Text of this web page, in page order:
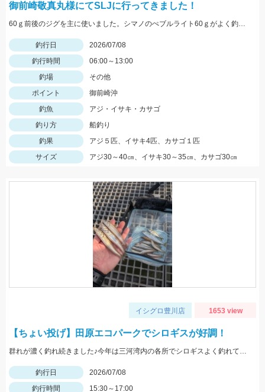
御前崎敬真丸様にてSLJに行ってきました！
60ｇ前後のジグを主に使いました。シマノのぺブルライト60ｇがよく釣れました。御前崎のジギングは敬真丸様がおススメです。
釣行日
2026/07/08
釣行時間
06:00～13:00
釣場
その他
ポイント
御前崎沖
釣魚
アジ・イサキ・カサゴ
釣り方
船釣り
釣果
アジ５匹、イサキ4匹、カサゴ１匹
サイズ
アジ30～40㎝、イサキ30～35㎝、カサゴ30㎝
イシグロ豊川店 1653 view
【ちょい投げ】田原エコパークでシロギスが好調！
群れが濃く釣れ続きました♪今年は三河湾内の各所でシロギスよく釣れています。針は7号を使用！注目のハイブリッドクロスでの釣果でした。
釣行日
2026/07/08
釣行時間
15:30～17:00